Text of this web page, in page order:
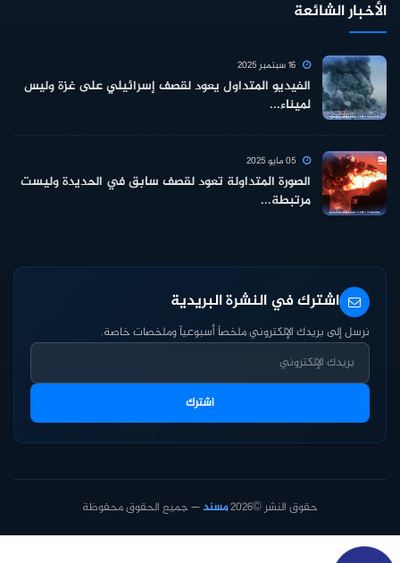
الأخبار الشائعة
الفيديو المتداول يعود لقصف إسرائيلي على غزة وليس
لميناء...
الصورة المتداولة تعود لقصف سابق في الحديدة وليست
مرتبطة...
اشترك في النشرة البريدية
نرسل إلى بريدك الإلكتروني ملخصاً أسبوعياً وملخصات خاصة.
اشترك
حقوق النشر ©2026 مسند— جميع الحقوق محفوظة